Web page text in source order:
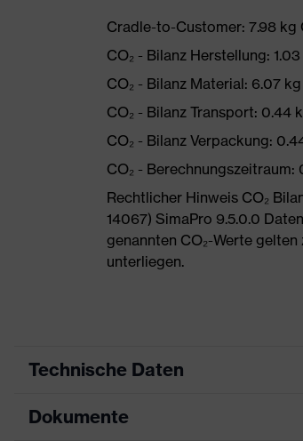
Cradle-to-Customer: 7.98 kg
CO₂ - Bilanz Herstellung:
CO₂ - Bilanz Material: 6.07 kg
CO₂ - Bilanz Transport: 0.44
CO₂ - Bilanz Verpackung:
CO₂ -
Rechtlicher Hinweis CO₂
14067) SimaPro 9.5.0.0
genannten CO₂-Werte
unterliegen.
Technische Daten
Produktart
Dokumente